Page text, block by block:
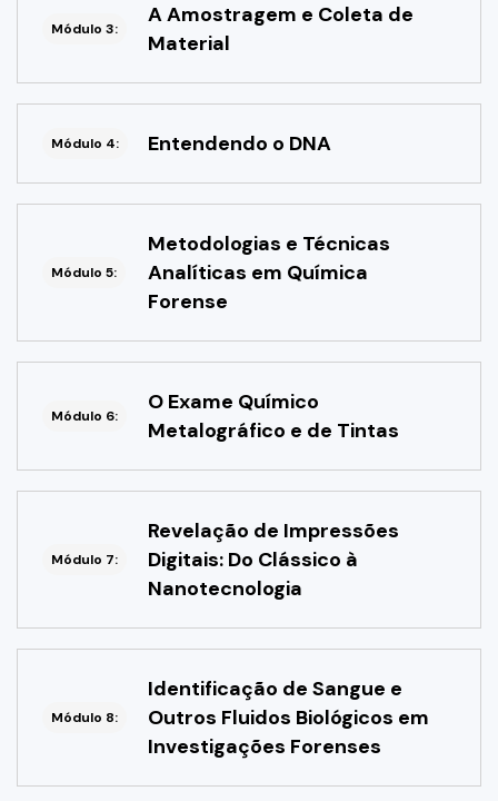
Módulo 3:
A Amostragem e Coleta de
Material
Módulo 4: Entendendo o DNA
Módulo 5:
Metodologias e Técnicas
Analíticas em Química
Forense
Módulo 6:
O Exame Químico
Metalográfico e de Tintas
Módulo 7:
Revelação de Impressões
Digitais: Do Clássico à
Nanotecnologia
Módulo 8:
Identificação de Sangue e
Outros Fluidos Biológicos em
Investigações Forenses